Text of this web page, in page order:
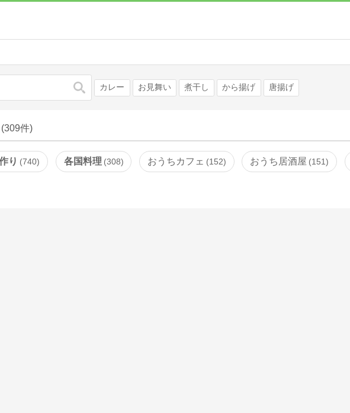
検索 カレー お見舞い 煮干し から揚げ 唐揚げ
(309件)
り 740 各国料理 308 おうちカフェ 152 おうち居酒屋 151